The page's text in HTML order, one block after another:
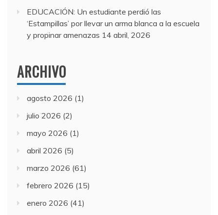
EDUCACIÓN: Un estudiante perdió las
‘Estampillas’ por llevar un arma blanca a la escuela
y propinar amenazas 14 abril, 2026
ARCHIVO
agosto 2026 (1)
julio 2026 (2)
mayo 2026 (1)
abril 2026 (5)
marzo 2026 (61)
febrero 2026 (15)
enero 2026 (41)